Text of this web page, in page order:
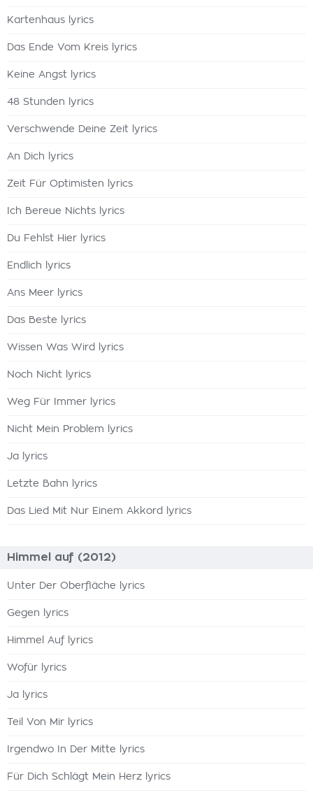
Kartenhaus lyrics
Das Ende Vom Kreis lyrics
Keine Angst lyrics
48 Stunden lyrics
Verschwende Deine Zeit lyrics
An Dich lyrics
Zeit Für Optimisten lyrics
Ich Bereue Nichts lyrics
Du Fehlst Hier lyrics
Endlich lyrics
Ans Meer lyrics
Das Beste lyrics
Wissen Was Wird lyrics
Noch Nicht lyrics
Weg Für Immer lyrics
Nicht Mein Problem lyrics
Ja lyrics
Letzte Bahn lyrics
Das Lied Mit Nur Einem Akkord lyrics
Himmel auf (2012)
Unter Der Oberfläche lyrics
Gegen lyrics
Himmel Auf lyrics
Wofür lyrics
Ja lyrics
Teil Von Mir lyrics
Irgendwo In Der Mitte lyrics
Für Dich Schlägt Mein Herz lyrics